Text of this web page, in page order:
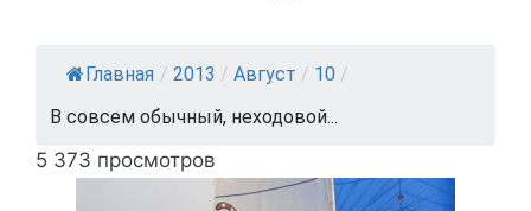
Главная / 2013 / Август / 10 /
В совсем обычный, неходовой...
5 373 просмотров